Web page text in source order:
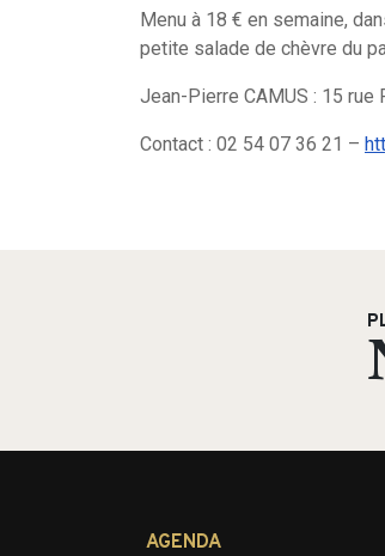
Menu à 18 € en semaine,
petite salade de chèvre du
Jean-Pierre CAMUS : 15
Contact : 02 54 07 36 21 –
AGENDA